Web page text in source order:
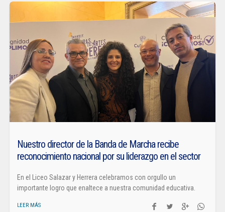
Nuestro director de la Banda de Marcha recibe
reconocimiento nacional por su liderazgo en el sector
En el Liceo Salazar y Herrera celebramos con orgullo un
importante logro que enaltece a nuestra comunidad educativa.
LEER MÁS